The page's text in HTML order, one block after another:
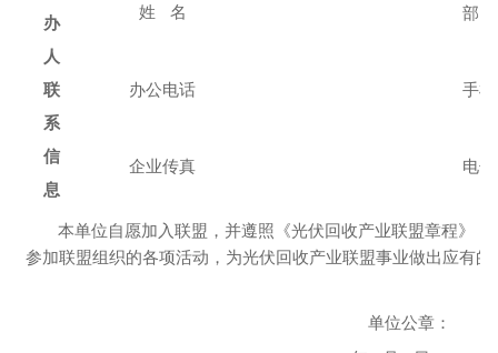
办
人
联
系
信
息
姓 名 部
办公电话 手
企业传真 电
本单位自愿加入联盟，并遵照 《光伏回收产业联盟章程》
参加联盟组织的各项活动，为光伏回收产业联盟事业做出应有的
单位公章：